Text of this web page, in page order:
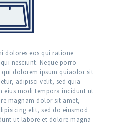
dolores eos qui ratione
nesciunt. Neque porro
qui dolorem ipsum quiaolor sit
adipisci velit, sed quia
eius modi tempora incidunt ut
magnam dolor sit amet,
elit, sed do eiusmod
ut labore et dolore magna